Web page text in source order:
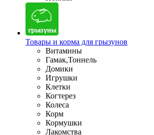
Товары и корма для грызунов
Витамины
Гамак,Тоннель
Домики
Игрушки
Клетки
Когтерез
Колеса
Корм
Кормушки
Лакомства